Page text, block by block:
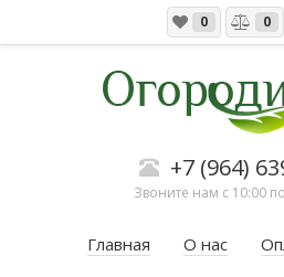
0 0
+7 (964)
Звоните нам с 10:00
Главная О нас